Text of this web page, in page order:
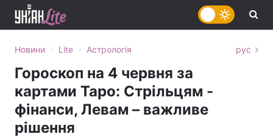
Новини › Lite › Астрологія рус
Гороскоп на 4 червня за
картами Таро: Стрільцям -
фінанси, Левам – важливе
рішення